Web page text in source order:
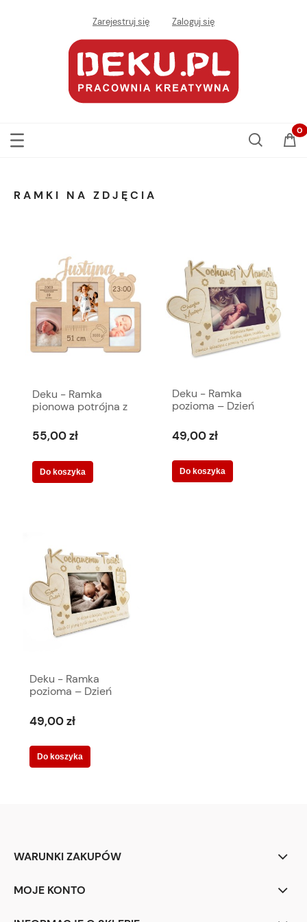
Zarejestruj się Zaloguj się
RAMKI NA ZDJĘCIA
Deku - Ramka
pionowa potrójna z
metryczką 3x 10 x 15
cm
55,00 zł
Do koszyka
Deku - Ramka
pozioma – Dzień
000165
49,00 zł
Do koszyka
Deku - Ramka
pozioma – Dzień
000166
49,00 zł
Do koszyka
WARUNKI ZAKUPÓW
MOJE KONTO